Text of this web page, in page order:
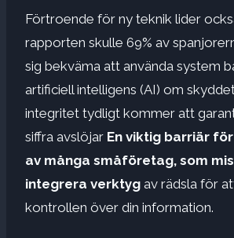
Förtroende för ny teknik lider
rapporten skulle 69% av
sig bekväma att använda system
artificiell intelligens (AI) om
integritet tydligt kommer att
siffra avslöjar En viktig barriär
av många småföretag, som
integrera verktyg av rädsla för
kontrollen över din information.